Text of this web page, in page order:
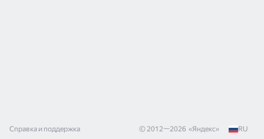
Справка и поддержка © 2012—2026 «Яндекс» RU